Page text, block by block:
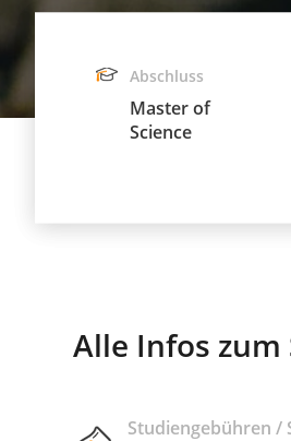
Abschluss
Master of
Science
Alle Infos zum
Studiengebühren /